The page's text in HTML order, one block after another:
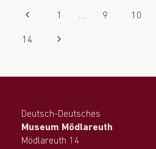
1 … 9 10
14
Deutsch-Deutsches
Museum Mödlareuth
Mödlareuth 14